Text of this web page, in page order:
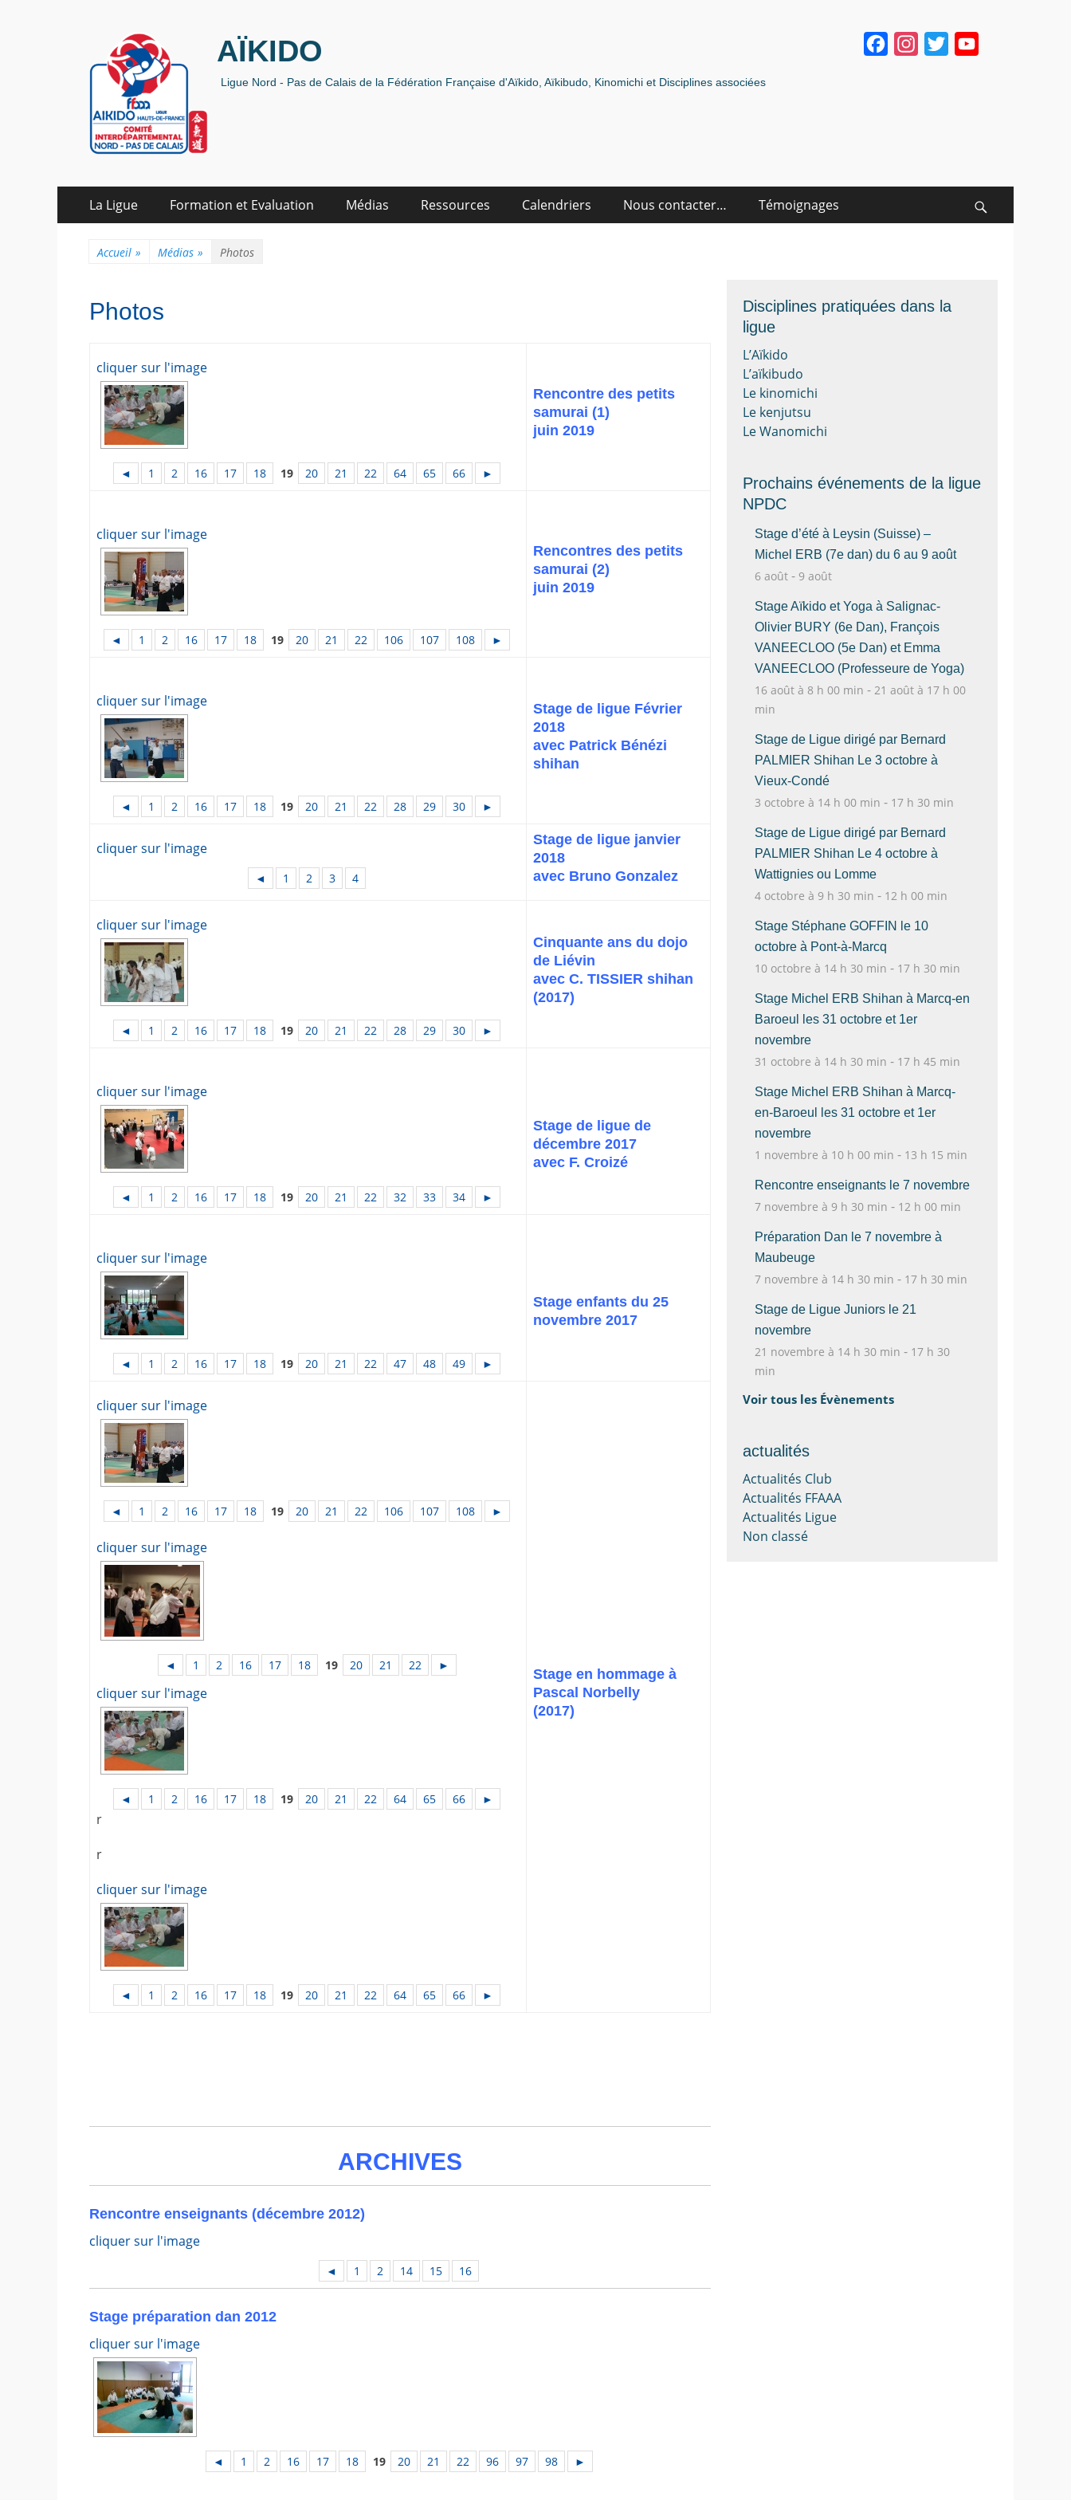
AÏKIDO
Ligue Nord - Pas de Calais de la Fédération Française d'Aïkido, Aïkibudo, Kinomichi et Disciplines associées
FacebookInstagram
Twitter
Premier menu
AllerLa Ligue Formation et Evaluation Médias Ressources Calendriers Nous contacter… Témoignages
Accueil » Médias » Photos
Photos
cliquer sur l'image
◄ 1 2 16 17 18 19 20 21 22 64 65 66 ►
Rencontre des petits
samurai (1)
juin 2019
cliquer sur l'image
◄ 1 2 16 17 18 19 20 21 22 106 107 108 ►
Rencontres des petits
samurai (2)
juin 2019
cliquer sur l'image
◄ 1 2 16 17 18 19 20 21 22 28 29 30 ►
Stage de ligue Février
2018
avec Patrick Bénézi
shihan
cliquer sur l'image
◄ 1 2 3 4
Stage de ligue janvier
2018
avec Bruno Gonzalez
cliquer sur l'image
◄ 1 2 16 17 18 19 20 21 22 28 29 30 ►
Cinquante ans du dojo
de Liévin
avec C. TISSIER shihan
(2017)
cliquer sur l'image
◄ 1 2 16 17 18 19 20 21 22 32 33 34 ►
Stage de ligue de
décembre 2017
avec F. Croizé
cliquer sur l'image
◄ 1 2 16 17 18 19 20 21 22 47 48 49 ►
Stage enfants du 25
novembre 2017
cliquer sur l'image
◄ 1 2 16 17 18 19 20 21 22 106 107 108 ►
cliquer sur l'image
◄ 1 2 16 17 18 19 20 21 22 ►
cliquer sur l'image
◄ 1 2 16 17 18 19 20 21 22 64 65 66 ►
r
r
cliquer sur l'image
◄ 1 2 16 17 18 19 20 21 22 64 65 66 ►
Stage en hommage à
Pascal Norbelly
(2017)
ARCHIVES
Rencontre enseignants (décembre 2012)
cliquer sur l'image
◄ 1 2 14 15 16
Stage préparation dan 2012
cliquer sur l'image
◄ 1 2 16 17 18 19 20 21 22 96 97 98 ►
Disciplines pratiquées dans la
ligue
L’Aïkido
L’aïkibudo
Le kinomichi
Le kenjutsu
Le Wanomichi
Prochains événements de la ligue
NPDC
Stage d’été à Leysin (Suisse) –
Michel ERB (7e dan) du 6 au 9 août
6 août - 9 août
Stage Aïkido et Yoga à Salignac-
Olivier BURY (6e Dan), François
VANEECLOO (5e Dan) et Emma
VANEECLOO (Professeure de Yoga)
16 août à 8 h 00 min - 21 août à 17 h 00
min
Stage de Ligue dirigé par Bernard
PALMIER Shihan Le 3 octobre à
Vieux-Condé
3 octobre à 14 h 00 min - 17 h 30 min
Stage de Ligue dirigé par Bernard
PALMIER Shihan Le 4 octobre à
Wattignies ou Lomme
4 octobre à 9 h 30 min - 12 h 00 min
Stage Stéphane GOFFIN le 10
octobre à Pont-à-Marcq
10 octobre à 14 h 30 min - 17 h 30 min
Stage Michel ERB Shihan à Marcq-en
Baroeul les 31 octobre et 1er
novembre
31 octobre à 14 h 30 min - 17 h 45 min
Stage Michel ERB Shihan à Marcq-
en-Baroeul les 31 octobre et 1er
novembre
1 novembre à 10 h 00 min - 13 h 15 min
Rencontre enseignants le 7 novembre
7 novembre à 9 h 30 min - 12 h 00 min
Préparation Dan le 7 novembre à
Maubeuge
7 novembre à 14 h 30 min - 17 h 30 min
Stage de Ligue Juniors le 21
novembre
21 novembre à 14 h 30 min - 17 h 30
min
Voir tous les Évènements
actualités
Actualités Club
Actualités FFAAA
Actualités Ligue
Non classé